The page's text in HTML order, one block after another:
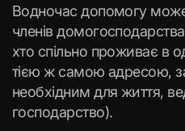
Водночас допомогу
членів
хто спільно проживає в
тією ж самою адресою,
необхідним для життя,
господарство).